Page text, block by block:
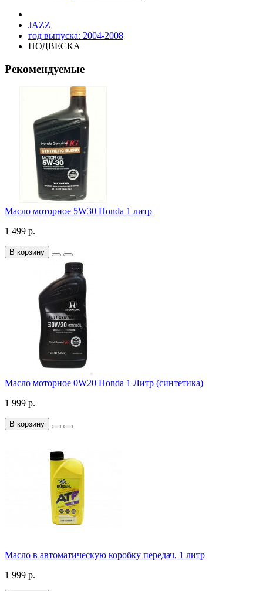
JAZZ
год выпуска: 2004-2008
ПОДВЕСКА
Рекомендуемые
Масло моторное 5W30 Honda 1 литр
1 499 р.
В корзину
Масло моторное 0W20 Honda 1 Литр (синтетика)
1 999 р.
В корзину
Масло в автоматическую коробку передач, 1 литр
1 999 р.